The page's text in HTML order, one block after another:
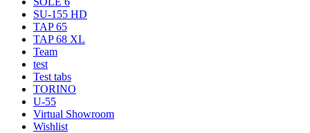
SU-155 HD
TAP 65
TAP 68 XL
Team
test
Test tabs
TORINO
U-55
Virtual Showroom
Wishlist